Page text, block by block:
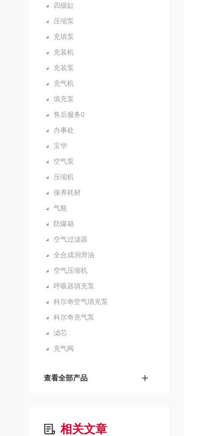
四级缸
压缩泵
充填泵
充装机
充装泵
充气机
填充泵
售后服务0
办事处
宝华
空气泵
压缩机
保养耗材
气瓶
防爆箱
空气过滤器
全合成润滑油
空气压缩机
呼吸器填充泵
科尔奇空气填充泵
科尔奇充气泵
滤芯
充气阀
查看全部产品
相关文章